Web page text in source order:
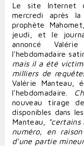
Le site Internet
mercredi après
prophète
jeudi, et le
annoncé
l'hebdomadaire
mais il a été
milliers de
Valérie Manteau,
l'hebdomadaire.
nouveau tirage
disponibles dans
Manteau,
"certains
numéro, en
d'une partie